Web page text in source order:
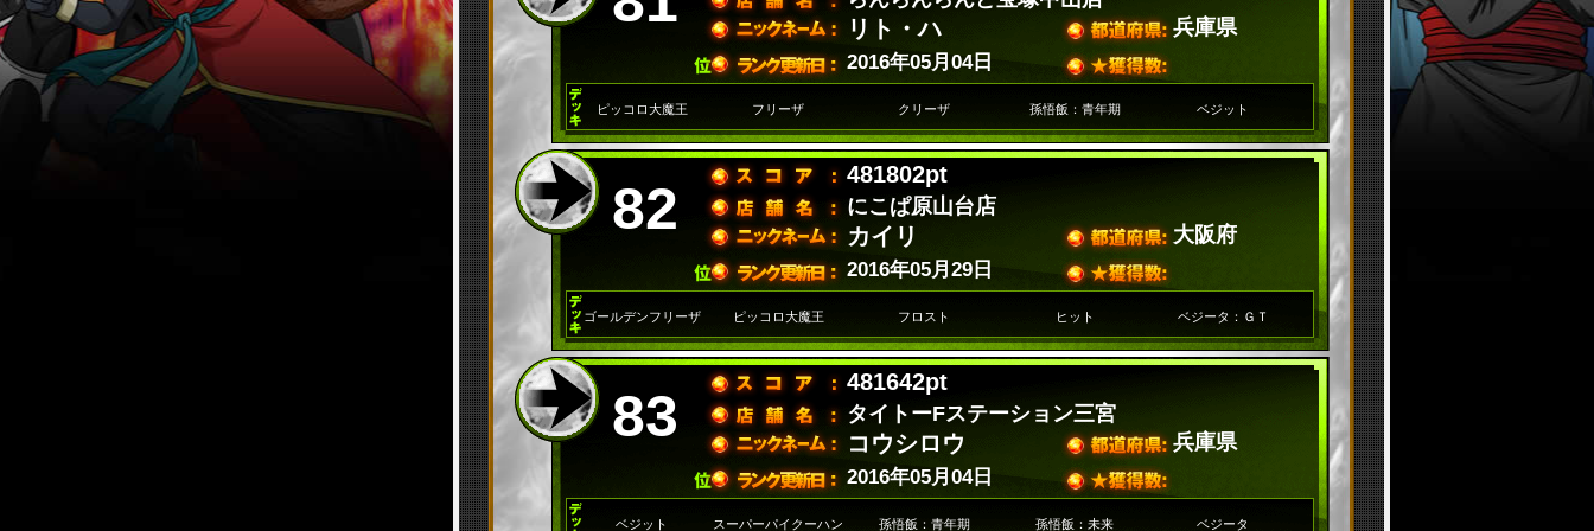
2016年05月04日
リト・ハ 兵庫県
ピッコロ大魔王 フリーザ クリーザ 孫悟飯：青年期 ベジット
82
481802pt
にこぱ原山台店
2016年05月29日
カイリ 大阪府
ゴールデンフリーザ ピッコロ大魔王 フロスト ヒット ベジータ：ＧＴ
83
481642pt
タイトーFステーション三宮
2016年05月04日
コウシロウ 兵庫県
ベジット スーパーパイクーハン 孫悟飯：青年期 孫悟飯：未来 ベジータ